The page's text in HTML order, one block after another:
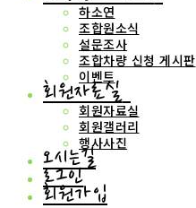
하소연
조합원소식
설문조사
조합차량 신청 게시판
이벤트
회원자료실
회원자료실
회원갤러리
행사사진
오시는길
로그인
회원가입